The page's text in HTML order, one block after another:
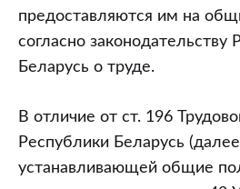
предоставляются им на
согласно законодательству
Беларусь о труде.
В отличие от ст. 196
Республики Беларусь
устанавливающей общие